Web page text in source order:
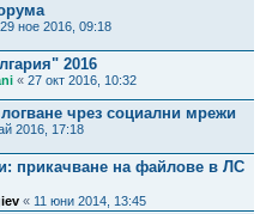
29 ное 2016, 09:18
2016
« 27 окт 2016, 10:32
чрез социални мрежи
2016, 17:18
прикачване на файлове в ЛС
« 11 юни 2014, 13:45